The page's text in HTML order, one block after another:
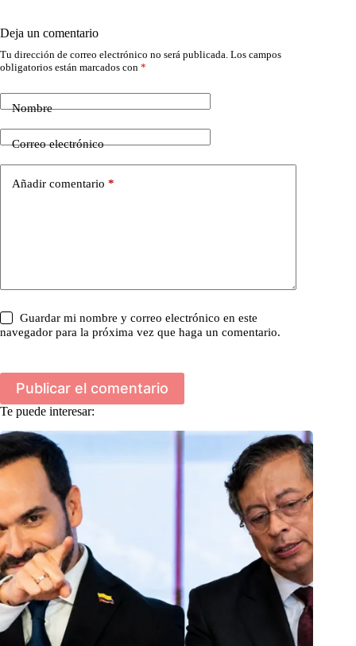
Deja un comentario
Tu dirección de correo electrónico no será publicada. Los campos
obligatorios están marcados con *
Nombre
Correo electrónico
Añadir comentario *
Guardar mi nombre y correo electrónico en este
navegador para la próxima vez que haga un comentario.
Publicar el comentario
Te puede interesar: